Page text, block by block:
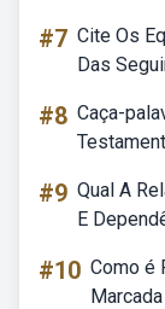
#7 Cite Os
Das
#8 Caça-
#9 Qual A
E
#10 Como é